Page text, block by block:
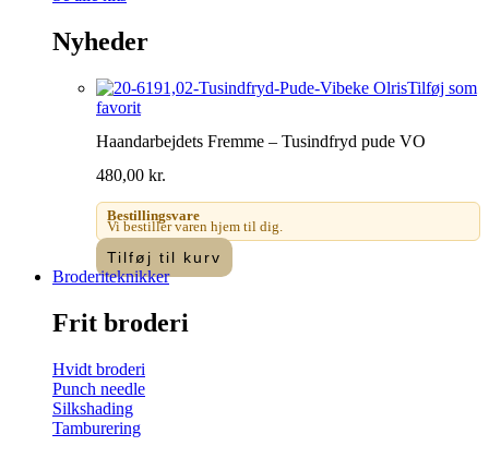
Nyheder
Tilføj som
favorit
Haandarbejdets Fremme – Tusindfryd pude VO
480,00 kr.
Bestillingsvare
Vi bestiller varen hjem til dig.
Tilføj til kurv
Broderiteknikker
Frit broderi
Hvidt broderi
Punch needle
Silkshading
Tamburering